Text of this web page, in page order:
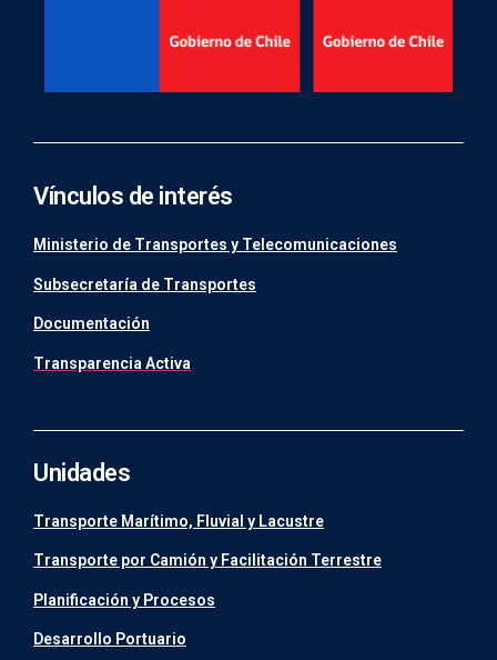
Vínculos de interés
Ministerio de Transportes y Telecomunicaciones
Subsecretaría de Transportes
Documentación
Transparencia Activa
Unidades
Transporte Marítimo, Fluvial y Lacustre
Transporte por Camión y Facilitación Terrestre
Planificación y Procesos
Desarrollo Portuario